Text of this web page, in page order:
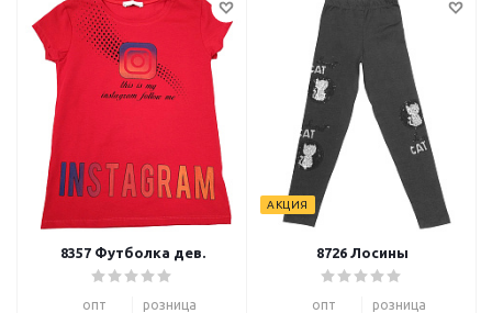
8357 Футболка дев.
опт розница
АКЦИЯ
8726 Лосины
опт розница